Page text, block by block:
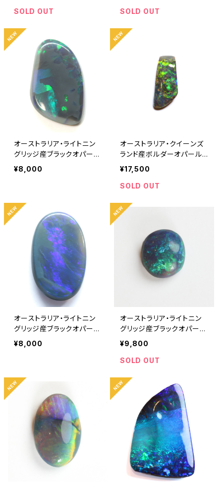
SOLD OUT
SOLD OUT
オーストラリア・ライトニン
グリッジ産ブラックオパール
1.25ct
¥8,000
オーストラリア・クイーンズ
ランド産ボルダーオパール
0.55ct
¥17,500
SOLD OUT
オーストラリア・ライトニン
グリッジ産ブラックオパール
2.50ct
¥8,000
オーストラリア・ライトニン
グリッジ産ブラックオパール
0.20ct
¥9,800
SOLD OUT